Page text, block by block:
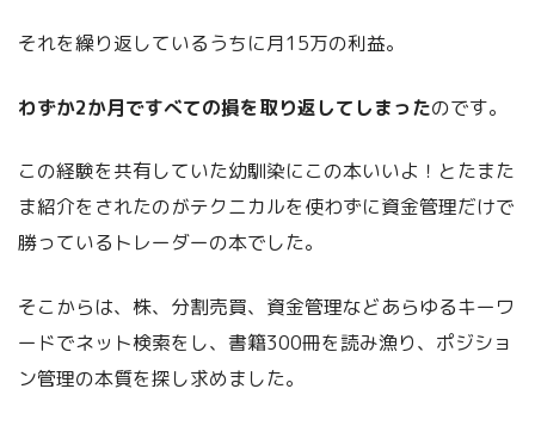
それを繰り返しているうちに月15万の利益。
わずか2か月ですべての損を取り返してしまったのです。
この経験を共有していた幼馴染にこの本いいよ！とたまた
ま紹介をされたのがテクニカルを使わずに資金管理だけで
勝っているトレーダーの本でした。
そこからは、株、分割売買、資金管理などあらゆるキーワ
ードでネット検索をし、書籍300冊を読み漁り、ポジショ
ン管理の本質を探し求めました。